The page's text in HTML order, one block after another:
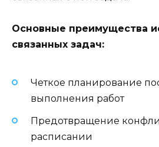
Основные преимущества
связанных задач:
Четкое планирование
выполнения работ
Предотвращение
расписании